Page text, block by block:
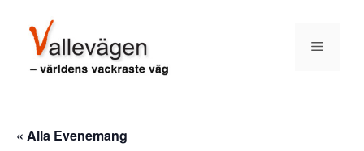
innehåll
Meny
« Alla Evenemang